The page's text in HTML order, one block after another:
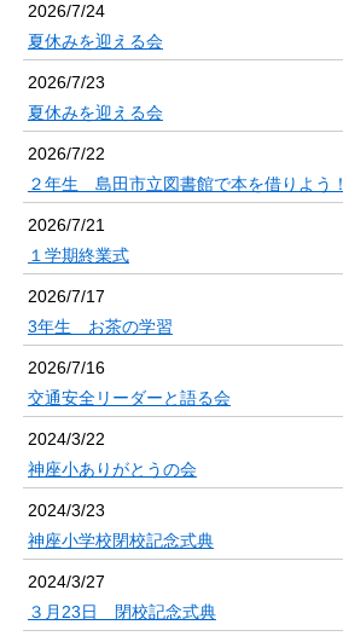
2026/7/24
夏休みを迎える会
2026/7/23
夏休みを迎える会
2026/7/22
２年生 島田市立図書館で本を借りよう！
2026/7/21
１学期終業式
2026/7/17
3年生 お茶の学習
2026/7/16
交通安全リーダーと語る会
2024/3/22
神座小ありがとうの会
2024/3/23
神座小学校閉校記念式典
2024/3/27
３月23日 閉校記念式典